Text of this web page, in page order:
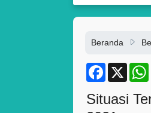
Beranda
F
e
b
X
t
s
Situasi